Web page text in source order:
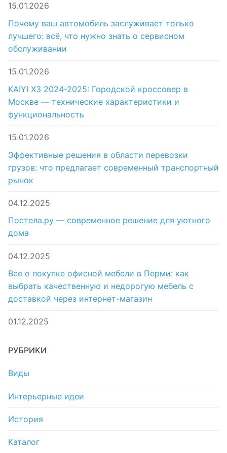
15.01.2026
Почему ваш автомобиль заслуживает только
лучшего: всё, что нужно знать о сервисном
обслуживании
15.01.2026
KAIYI X3 2024-2025: Городской кроссовер в
Москве — технические характеристики и
функциональность
15.01.2026
Эффективные решения в области перевозки
грузов: что предлагает современный транспортный
рынок
04.12.2025
Постела.ру — современное решение для уютного
дома
04.12.2025
Все о покупке офисной мебели в Перми: как
выбрать качественную и недорогую мебель с
доставкой через интернет-магазин
01.12.2025
РУБРИКИ
Виды
Интерьерные идеи
История
Каталог